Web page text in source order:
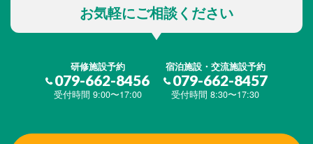
お気軽にご相談ください
研修施設予約
079-662-8456
受付時間 9:00〜17:00
宿泊施設・交流施設予約
079-662-8457
受付時間 8:30〜17:30